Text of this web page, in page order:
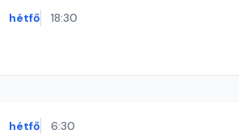
hétfő 18:30
hétfő 6:30